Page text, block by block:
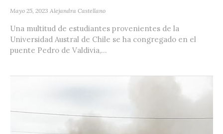
Mayo 25, 2023 Alejandra Castellano
Una multitud de estudiantes provenientes de la
Universidad Austral de Chile se ha congregado en el
puente Pedro de Valdivia,...